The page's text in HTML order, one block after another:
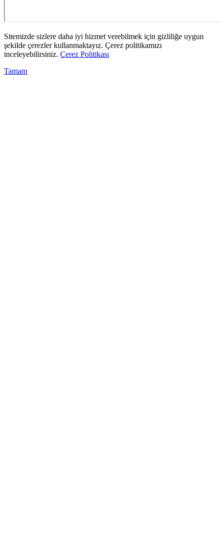
Sitemizde sizlere daha iyi hizmet verebilmek için gizliliğe uygun
şekilde çerezler kullanmaktayız. Çerez politikamızı
inceleyebilirsiniz. Çerez Politikası
Tamam